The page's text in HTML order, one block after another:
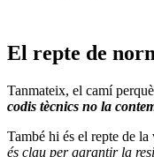
El repte de
Tanmateix, el camí
codis tècnics no la
També hi és el repte de
és clau per garantir la